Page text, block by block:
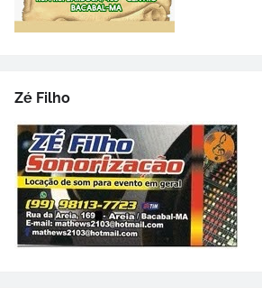
Zé Filho